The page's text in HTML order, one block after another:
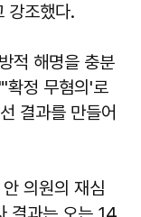
강조했다.
적 해명을 충분
확정 무혐의'로
결과를 만들어
의원의 재심